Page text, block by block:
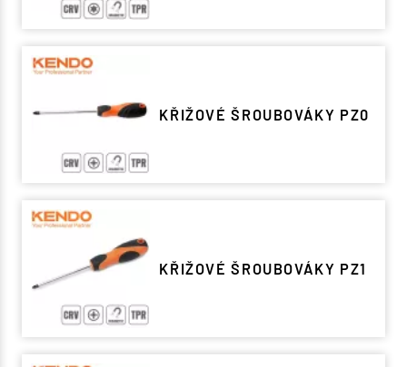
KŘIŽOVÉ ŠROUBOVÁKY PZ0
KŘIŽOVÉ ŠROUBOVÁKY PZ1